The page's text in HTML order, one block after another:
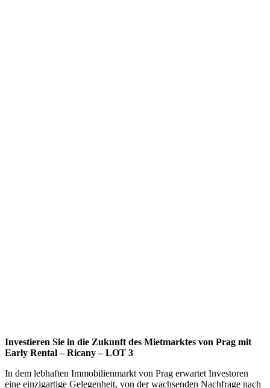
Investieren Sie in die Zukunft des Mietmarktes von Prag mit
Early Rental – Ricany – LOT 3
In dem lebhaften Immobilienmarkt von Prag erwartet Investoren
eine einzigartige Gelegenheit, von der wachsenden Nachfrage nach